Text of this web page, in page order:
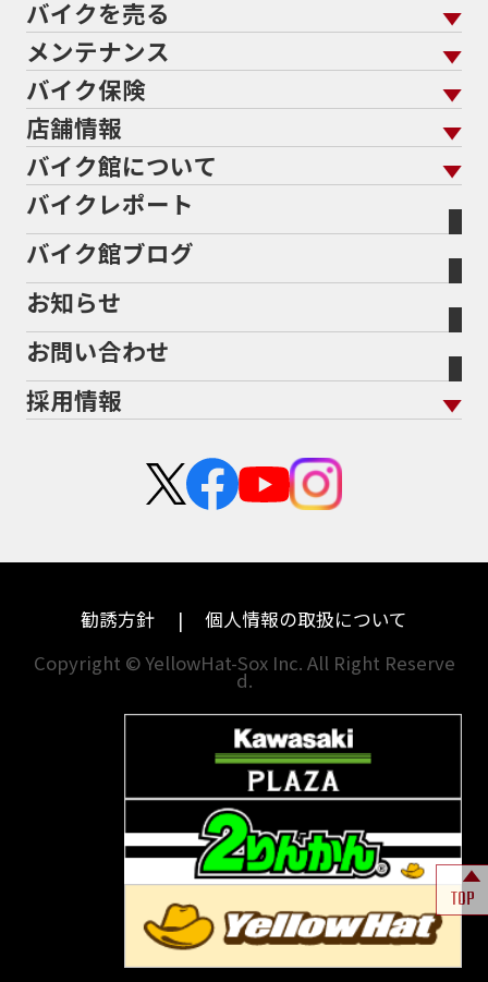
バイクを買う トップ
バイクを探す
メーカーから探す
色から探す
スタイルから探す
排気量から探す
地域から探す
走行距離から探す
中古車から探す
バイクを売る
バイクを売る トップ
バイク館買取の強み
バイクを高く売るコツ
バイク買取の流れ
全国展開の強み
よくあるご質問
バイク買取強化車両
メーカー別買取相場・
ヤマハ
ホンダ
スズキ
ハーレーダビッドソン
ドゥカティ
トライアンフ
アプリリア
KTM
モトグッツイ
MVアグスタ
他海外ﾒｰｶｰ
メンテナンス
メンテナンス トップ
バイク点検
バイク車検
Bikeep
プロテクションフィルム
バイク保険
バイク保険 トップ
自賠責保険
任意保険
バイク保険無料見積り（現在未加入の方）
バイク保険無料見積り（他社でご加入の方）
盗難保険
店舗情報
店舗情報 トップ
北海道
宮城
福島
茨城
栃木
兵庫
福岡
長崎
熊本
バイク館について
バイク館について トップ
バイク館が選ばれる理由
会社概要
沿革
二輪公正取引協議会加盟店
バイクレポート
バイク館ブログ
お知らせ
お問い合わせ
採用情報
中途採用・アルバイト
TOP
勧誘方針
個人情報の取扱について
Copyright © YellowHat-Sox Inc. All Right Reserve
d.